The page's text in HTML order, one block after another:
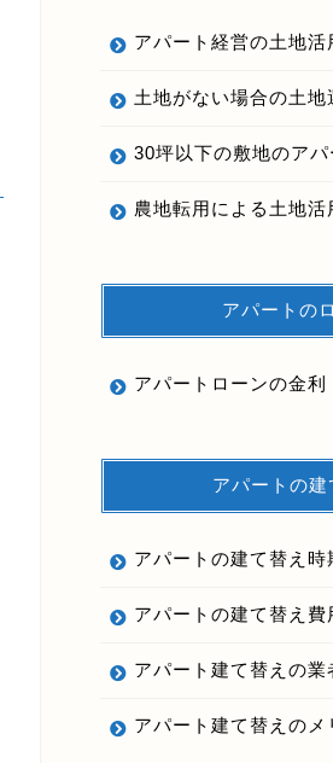
アパート経営の土地活
土地がない場合の土地
30坪以下の敷地のア
農地転用による土地活
アパートの
アパートローンの金利
アパートの建
アパートの建て替え時
アパートの建て替え費
アパート建て替えの業
アパート建て替えのメ